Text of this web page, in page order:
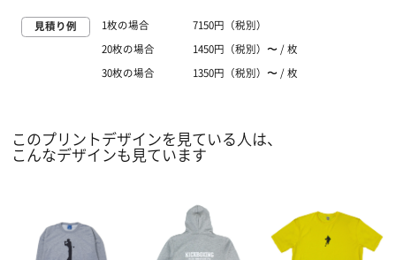
見積り例 1枚の場合 7150円（税別）
20枚の場合 1450円（税別）〜 / 枚
30枚の場合 1350円（税別）〜 / 枚
このプリントデザインを見ている人は、
こんなデザインも見ています